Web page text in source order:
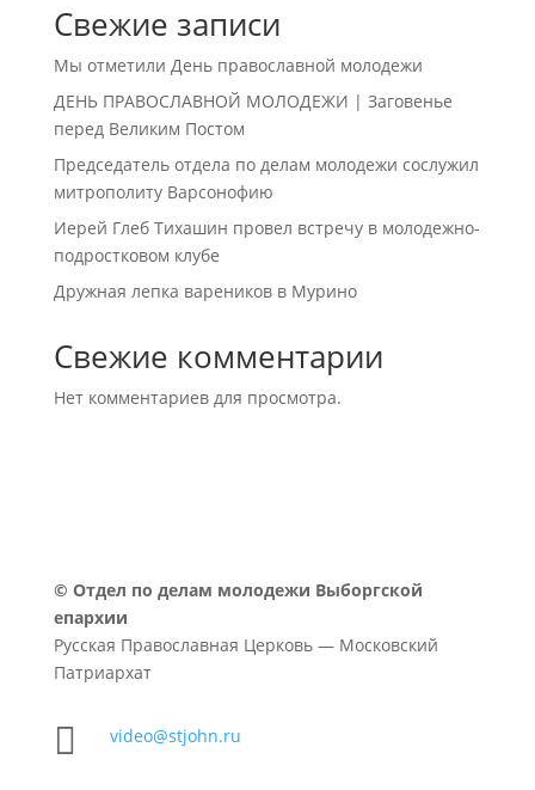
Свежие записи
Мы отметили День православной молодежи
ДЕНЬ ПРАВОСЛАВНОЙ МОЛОДЕЖИ | Заговенье
перед Великим Постом
Председатель отдела по делам молодежи сослужил
митрополиту Варсонофию
Иерей Глеб Тихашин провел встречу в молодежно-
подростковом клубе
Дружная лепка вареников в Мурино
Свежие комментарии
Нет комментариев для просмотра.
© Отдел по делам молодежи Выборгской
епархии
Русская Православная Церковь — Московский
Патриархат
 video@stjohn.ru